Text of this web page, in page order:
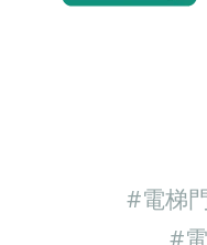
#電梯
#